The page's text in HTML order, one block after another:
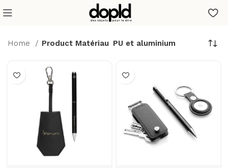
Home Product Matériau PU et aluminium